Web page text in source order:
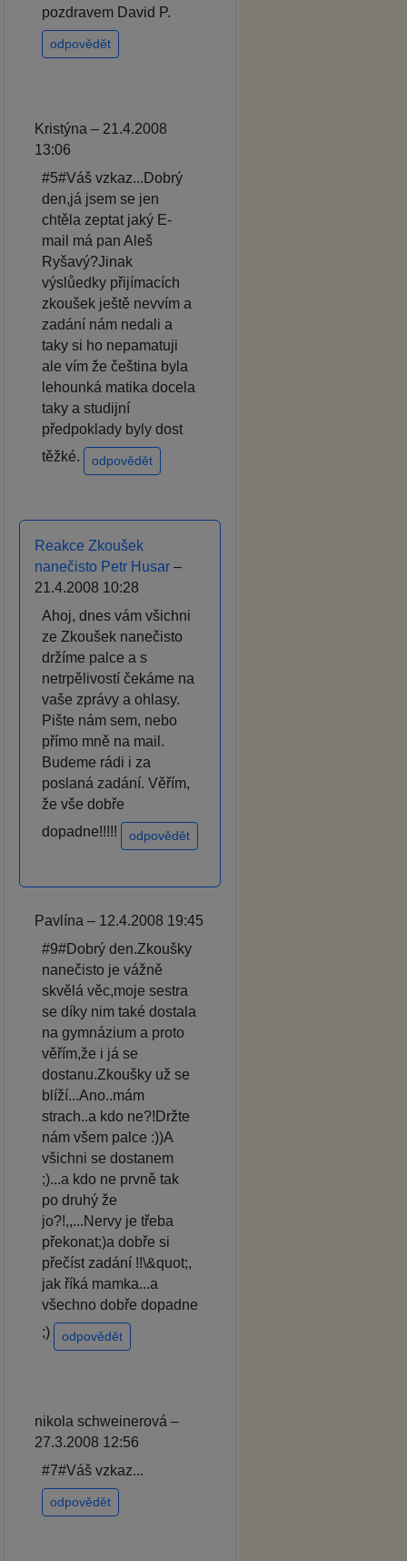
pozdravem David P.
odpovědět
Kristýna – 21.4.2008
13:06
#5#Váš vzkaz...Dobrý
den,já jsem se jen
chtěla zeptat jaký E-
mail má pan Aleš
Ryšavý?Jinak
výslůedky přijímacích
zkoušek ještě nevvím a
zadání nám nedali a
taky si ho nepamatuji
ale vím že čeština byla
lehounká matika docela
taky a studijní
předpoklady byly dost
těžké.
odpovědět
Reakce Zkoušek
nanečisto Petr Husar –
21.4.2008 10:28
Ahoj, dnes vám všichni
ze Zkoušek nanečisto
držíme palce a s
netrpělivostí čekáme na
vaše zprávy a ohlasy.
Pište nám sem, nebo
přímo mně na mail.
Budeme rádi i za
poslaná zadání. Věřím,
že vše dobře
dopadne!!!!!
odpovědět
Pavlína – 12.4.2008 19:45
#9#Dobrý den.Zkoušky
nanečisto je vážně
skvělá věc,moje sestra
se díky nim také dostala
na gymnázium a proto
věřím,že i já se
dostanu.Zkoušky už se
blíží...Ano..mám
strach..a kdo ne?!Držte
nám všem palce :))A
všichni se dostanem
;)...a kdo ne prvně tak
po druhý že
jo?!,,...Nervy je třeba
překonat;)a dobře si
přečíst zadání !!\&quot;,
jak říká mamka...a
všechno dobře dopadne
;)
odpovědět
nikola schweinerová –
27.3.2008 12:56
#7#Váš vzkaz...
odpovědět